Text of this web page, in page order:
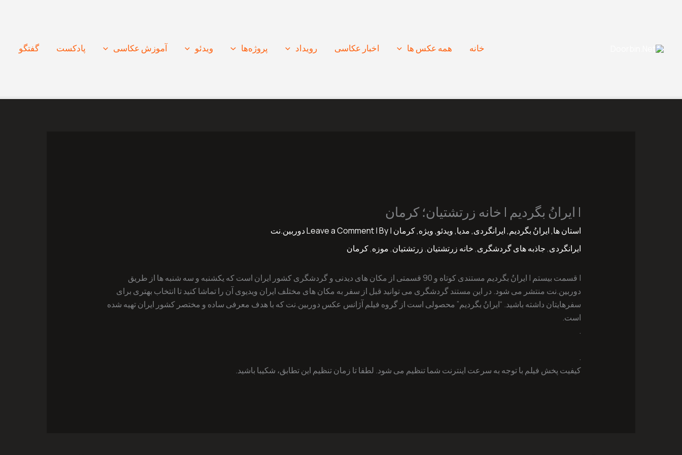
خانه همه عکس ها اخبار عکاسی رویداد پروژه‌‌ها ویدئو آموزش عکاسی پادکست گفتگو
| ایرانُ بگردیم | خانه زرتشتیان؛ کرمان
استان ها,ایرانُ بگردیم,ایرانگردی,مدیا,ویدئو,ویژه,کرمان |
Leave a Comment| By
دوربین.نت
ایرانگردی,جاذبه های گردشگری,خانه زرتشتیان,زرتشتیان,موزه,کرمان
| قسمت بیستم | ایرانُ بگردیم مستندی کوتاه و 90 قسمتی از مکان های دیدنی و گردشگری کشور ایران است که یکشنبه و سه شنبه ها از طریق
دوربین.نت منتشر می شود. در این مستند گردشگری می توانید قبل از سفر به مکان های مختلف ایران ویدیوی آن را تماشا کنید تا انتخاب بهتری برای
سفرهایتان داشته باشید. “ایرانُ بگردیم” محصولی است از گروه فیلم آژانس عکس دوربین.نت که با هدف معرفی ساده و مختصر کشور ایران تهیه شده
است.
.
.
کیفیت پخش فیلم با توجه به سرعت اینترنت شما تنظیم می شود. لطفا تا زمان تنظیم این تطابق، شکیبا باشید.